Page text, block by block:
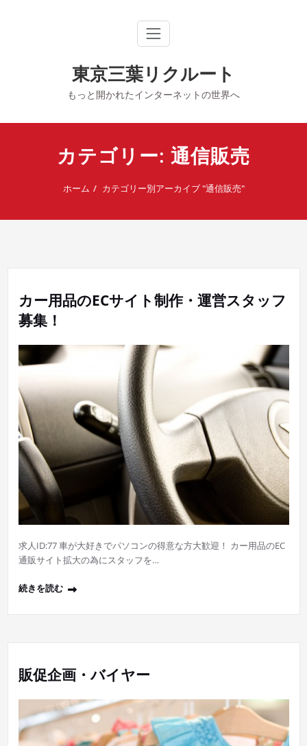
東京三葉リクルート
もっと開かれたインターネットの世界へ
カテゴリー: 通信販売
ホーム カテゴリー別アーカイブ "通信販売"
カー用品のECサイト制作・運営スタッフ
募集！
求人ID:77 車が大好きでパソコンの得意な方大歓迎！ カー用品のEC
通販サイト拡大の為にスタッフを…
続きを読む
販促企画・バイヤー